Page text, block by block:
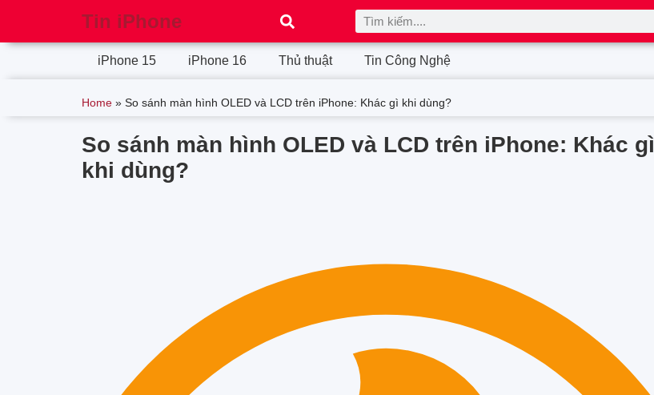
Tin iPhone
iPhone 15 iPhone 16 Thủ thuật Tin Công Nghệ
Home » So sánh màn hình OLED và LCD trên iPhone: Khác gì khi dùng?
So sánh màn hình OLED và LCD trên iPhone: Khác gì
khi dùng?